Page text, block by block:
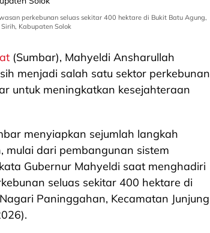
perkebunan seluas sekitar 400 hektare di Bukit Batu Agung,
Kabupaten Solok
(Sumbar), Mahyeldi Ansharullah
menjadi salah satu sektor perkebunan
untuk meningkatkan kesejahteraan
menyiapkan sejumlah langkah
mulai dari pembangunan sistem
Gubernur Mahyeldi saat menghadiri
seluas sekitar 400 hektare di
Paninggahan, Kecamatan Junjung